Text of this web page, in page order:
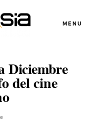
MENU
Diciembre
del cine